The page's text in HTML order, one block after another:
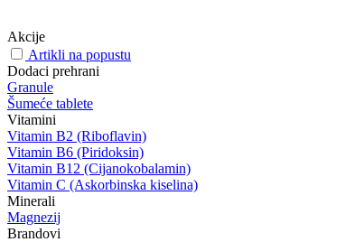
Akcije
Artikli na popustu
Dodaci prehrani
Granule
Šumeće tablete
Vitamini
Vitamin B2 (Riboflavin)
Vitamin B6 (Piridoksin)
Vitamin B12 (Cijanokobalamin)
Vitamin C (Askorbinska kiselina)
Minerali
Magnezij
Brandovi